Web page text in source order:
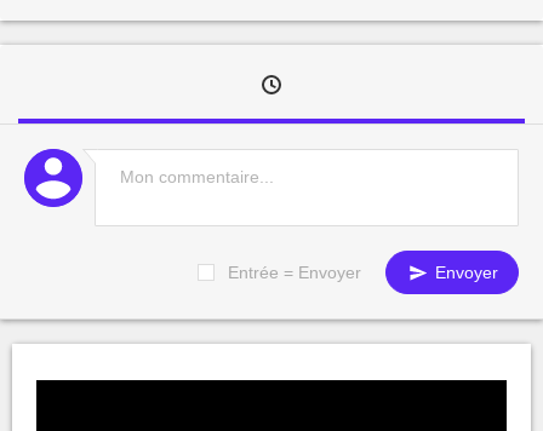
Entrée = Envoyer Envoyer